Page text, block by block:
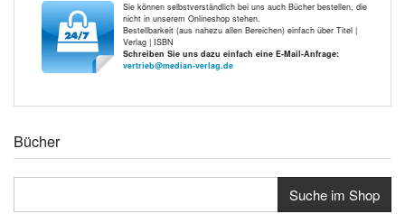
Sie können selbstverständlich bei uns auch Bücher bestellen, die
nicht in unserem Onlineshop stehen.
Bestellbarkeit (aus nahezu allen Bereichen) einfach über Titel |
Verlag | ISBN
Schreiben Sie uns dazu einfach eine E-Mail-Anfrage:
vertrieb@median-verlag.de
Bücher
Suche im Shop